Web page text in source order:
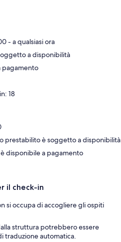
- a qualsiasi ora
a disponibilità
pagamento
18
prestabilito è soggetto a disponibilità
disponibile a pagamento
il check-in
si occupa di accogliere gli ospiti
struttura potrebbero essere
traduzione automatica.